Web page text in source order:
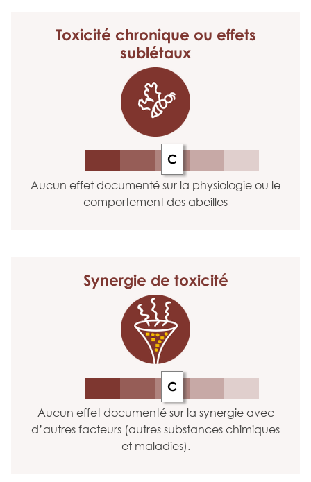
Toxicité chronique ou effets
sublétaux
C
Aucun effet documenté sur la physiologie ou le
comportement des abeilles
Synergie de toxicité
C
Aucun effet documenté sur la synergie avec
d’autres facteurs (autres substances chimiques
et maladies).